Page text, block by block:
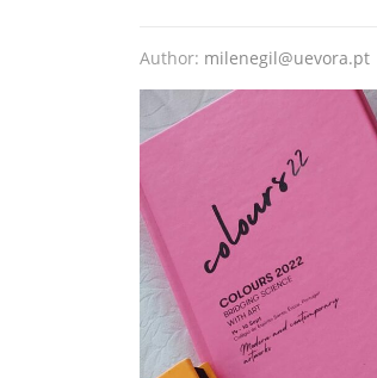
Author: milenegil@uevora.pt